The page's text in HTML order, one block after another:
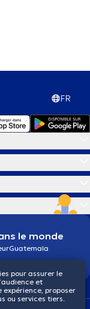
FR
le monde
Guatemala
pour assurer le
et
proposer
ou services tiers.